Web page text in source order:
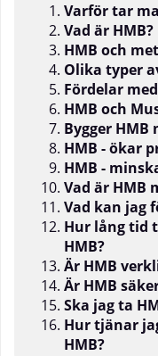
Varför tar
Vad är HMB?
HMB och
Olika typer
Fördelar
HMB och
Bygger HMB
HMB - ökar
HMB -
Vad är HMB
Vad kan jag
Hur lång tid
HMB?
Är HMB
Är HMB s
Ska jag ta
Hur tjänar
HMB?